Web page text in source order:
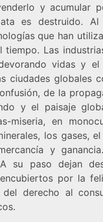
y acumular
es destruido.
que han
tiempo. Las
vidas y
ciudades globales
de la
y el paisaje
miseria, en
los gases,
y
su paso dejan
por la
derecho al